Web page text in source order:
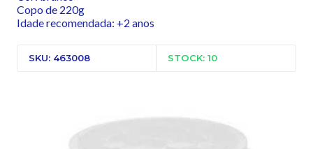
Copo de 220g
Idade recomendada: +2 anos
SKU: 463008 STOCK: 10